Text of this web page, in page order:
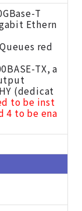
T
Ethern
red
TX, a
(dedicat
to be inst
4 to be ena